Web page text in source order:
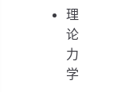
理
论
力
学